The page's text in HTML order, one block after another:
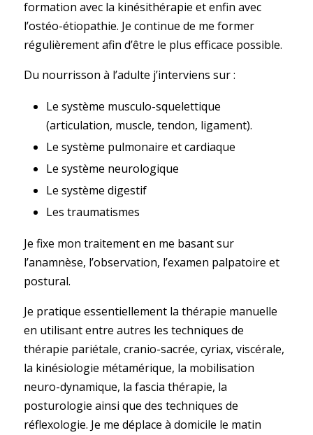
formation avec la kinésithérapie et enfin avec
l’ostéo-étiopathie. Je continue de me former
régulièrement afin d’être le plus efficace possible.
Du nourrisson à l’adulte j’interviens sur :
Le système musculo-squelettique
(articulation, muscle, tendon, ligament).
Le système pulmonaire et cardiaque
Le système neurologique
Le système digestif
Les traumatismes
Je fixe mon traitement en me basant sur
l’anamnèse, l’observation, l’examen palpatoire et
postural.
Je pratique essentiellement la thérapie manuelle
en utilisant entre autres les techniques de
thérapie pariétale, cranio-sacrée, cyriax, viscérale,
la kinésiologie métamérique, la mobilisation
neuro-dynamique, la fascia thérapie, la
posturologie ainsi que des techniques de
réflexologie. Je me déplace à domicile le matin